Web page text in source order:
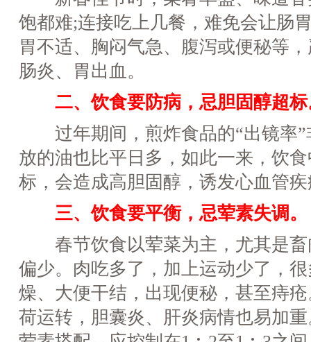
饱都难;连接吃上几餐，难免会让肠
胃不适、胸闷气急、腹泻或便秘等
肠炎、胃出血。
二、饮食要防病，忌胆固醇超标
过年期间，煎炸食品的“出镜率”
放的油也比平日多，如此一来，饮
标，会造成高胆固醇，诱发心血管
三、饮食要平衡，忌荤素失调。
春节饮食以荤菜为主，尤其是畜
偏少。肉吃多了，加上运动少了，
燥、大便干结，出现便秘，甚至痔
荷运转，胆囊炎、肝炎病情也易加